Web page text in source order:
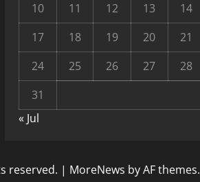
10
11 12 13 14
17
18 19 20 21
24
25 26 27 28
31
« Jul
reserved. | MoreNews by AF themes.